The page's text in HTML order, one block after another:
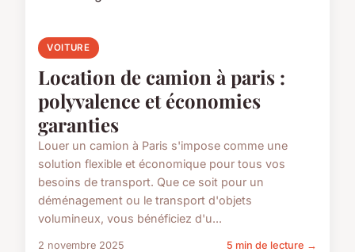
VOITURE
Location de camion à paris :
polyvalence et économies
garanties
Louer un camion à Paris s'impose comme une
solution flexible et économique pour tous vos
besoins de transport. Que ce soit pour un
déménagement ou le transport d'objets
volumineux, vous bénéficiez d'u...
2 novembre 2025 5 min de lecture →